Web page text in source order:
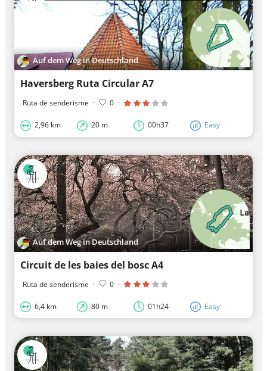
Auf dem Weg in Deutschland
Haversberg Ruta Circular A7
Ruta de senderisme · 0 ·
2,96 km 20 m 00h37 Easy
Auf dem Weg in Deutschland
Circuit de les baies del bosc A4
Ruta de senderisme · 0 ·
6,4 km 80 m 01h24 Easy